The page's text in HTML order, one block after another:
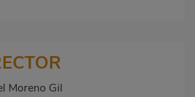
Moreno Gil